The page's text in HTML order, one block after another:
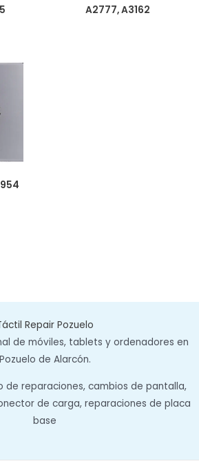
A2777, A3162
Repair Pozuelo
de móviles, tablets y ordenadores en
Pozuelo de Alarcón.
de reparaciones, cambios de pantalla,
de carga, reparaciones de placa
base